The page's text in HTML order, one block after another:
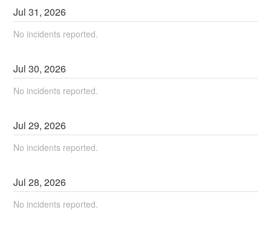
Jul31,2026
No incidents reported.
Jul30,2026
No incidents reported.
Jul29,2026
No incidents reported.
Jul28,2026
No incidents reported.